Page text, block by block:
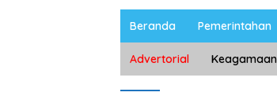
Beranda Pemerintahan
Advertorial Keagamaan